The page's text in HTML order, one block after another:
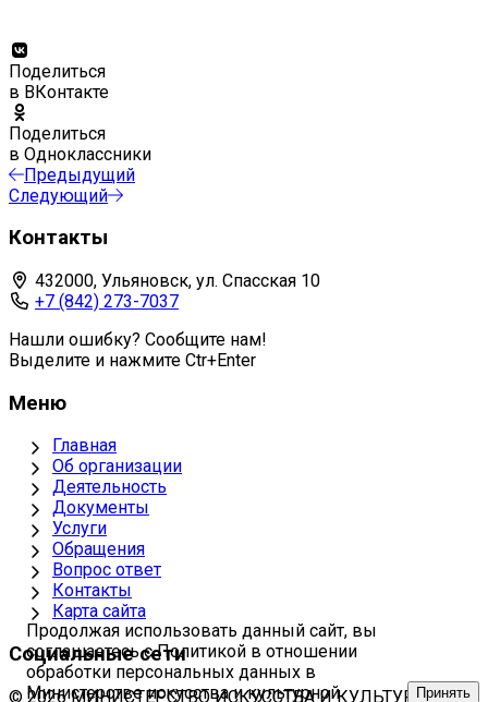
Поделиться
в ВКонтакте
Поделиться
в Одноклассники
Предыдущий
Следующий
Контакты
432000, Ульяновск, ул. Спасская 10
+7 (842) 273-7037
Нашли ошибку? Сообщите нам!
Выделите и нажмите Ctr+Enter
Меню
Главная
Об организации
Деятельность
Документы
Услуги
Обращения
Вопрос ответ
Контакты
Карта сайта
Социальные сети
© 2026 МИНИСТЕРСТВО ИСКУССТВА И КУЛЬТУРНОЙ
Продолжая использовать данный сайт, вы
соглашаетесь с Политикой в отношении
обработки персональных данных в
Министерстве искусства и культурной
Принять